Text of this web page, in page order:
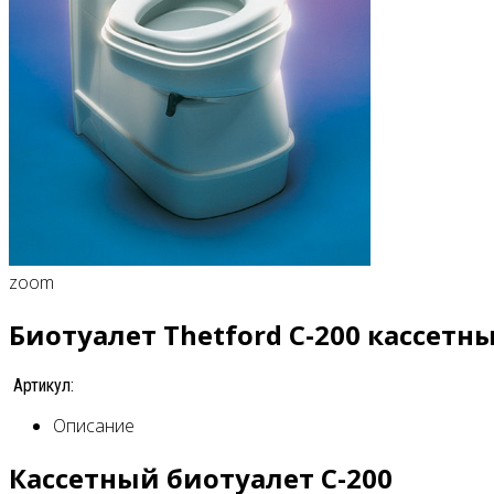
zoom
Биотуалет Thetford C-200
Артикул:
Описание
Кассетный биотуалет С-200